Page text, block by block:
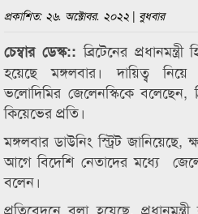
প্রকাশিত: ২৬. অক্টোবর. ২০২২ | বুধবার
চেম্বার ডেস্ক::ব্রিটেনের
হয়েছে মঙ্গলবার। দায়িত্ব নিয়ে
ভলোদিমির জেলেনস্কিকে বলেছেন,
কিয়েভের প্রতি।
মঙ্গলবার ডাউনিং স্ট্রিট
আগে বিদেশি নেতাদের মধ্যে
বলেন।
প্রতিবেদনে বলা হয়েছে,